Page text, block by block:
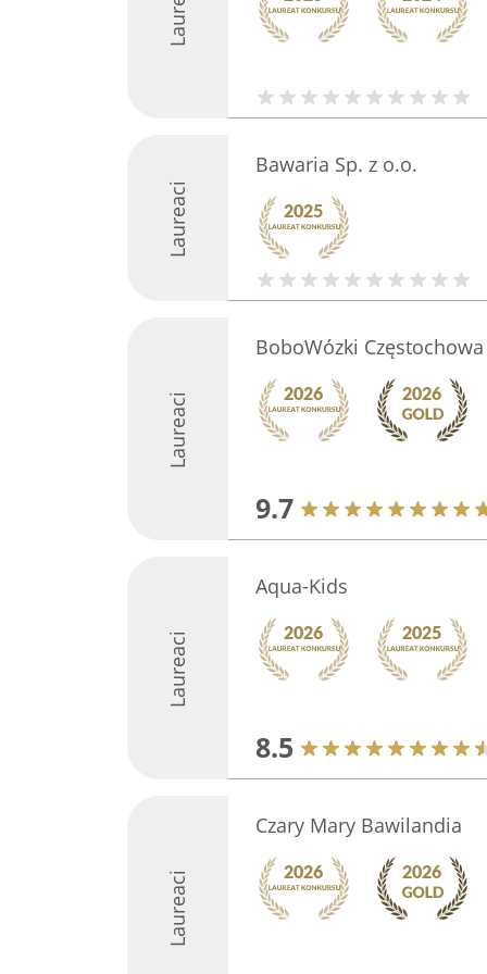
Laureaci
Bawaria Sp. z o.o.
Laureaci
BoboWózki Częstochowa
9.7
Laureaci
Aqua-Kids
8.5
Laureaci
Czary Mary Bawilandia